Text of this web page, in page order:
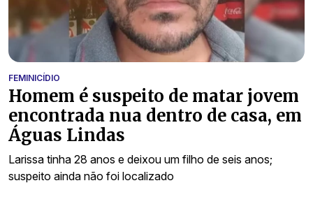
FEMINICÍDIO
Homem é suspeito de matar jovem
encontrada nua dentro de casa, em
Águas Lindas
Larissa tinha 28 anos e deixou um filho de seis anos;
suspeito ainda não foi localizado